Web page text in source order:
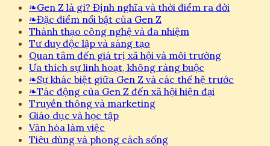
❧Gen Z là gì? Định nghĩa và thời điểm ra đời
❧Đặc điểm nổi bật của Gen Z
Thành thạo công nghệ và đa nhiệm
Tư duy độc lập và sáng tạo
Quan tâm đến giá trị xã hội và môi trường
Ưa thích sự linh hoạt, không ràng buộc
❧Sự khác biệt giữa Gen Z và các thế hệ trước
❧Tác động của Gen Z đến xã hội hiện đại
Truyền thông và marketing
Giáo dục và học tập
Văn hóa làm việc
Tiêu dùng và phong cách sống